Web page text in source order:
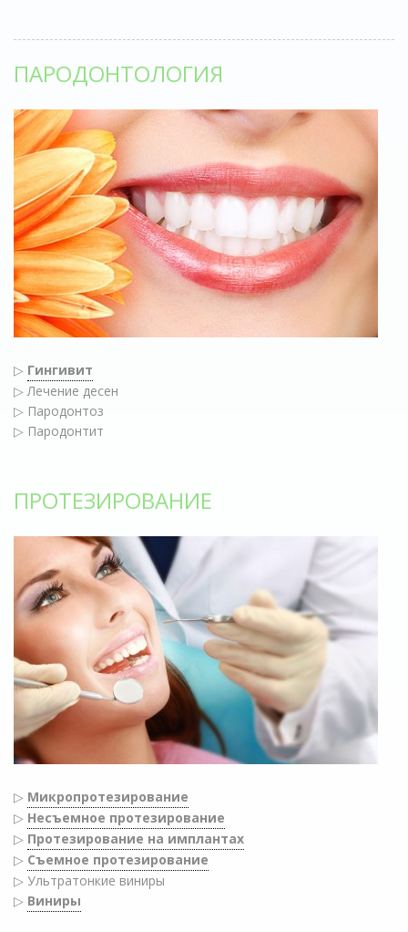
ПАРОДОНТОЛОГИЯ
▷ Гингивит
▷ Лечение десен
▷ Пародонтоз
▷ Пародонтит
ПРОТЕЗИРОВАНИЕ
▷ Микропротезирование
▷ Несъемное протезирование
▷ Протезирование на имплантах
▷ Съемное протезирование
▷ Ультратонкие виниры
▷ Виниры